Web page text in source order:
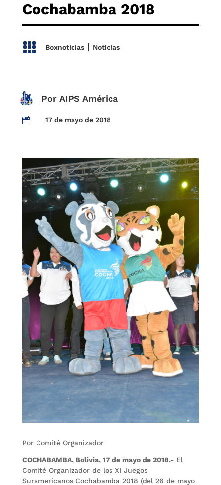
Cochabamba 2018
 Boxnoticias| Noticias
Por AIPS América
 17 de mayo de 2018
Por Comité Organizador
COCHABAMBA, Bolivia, 17 de mayo de 2018.-El
Comité Organizador de los XI Juegos
Suramericanos Cochabamba 2018 (del 26 de mayo